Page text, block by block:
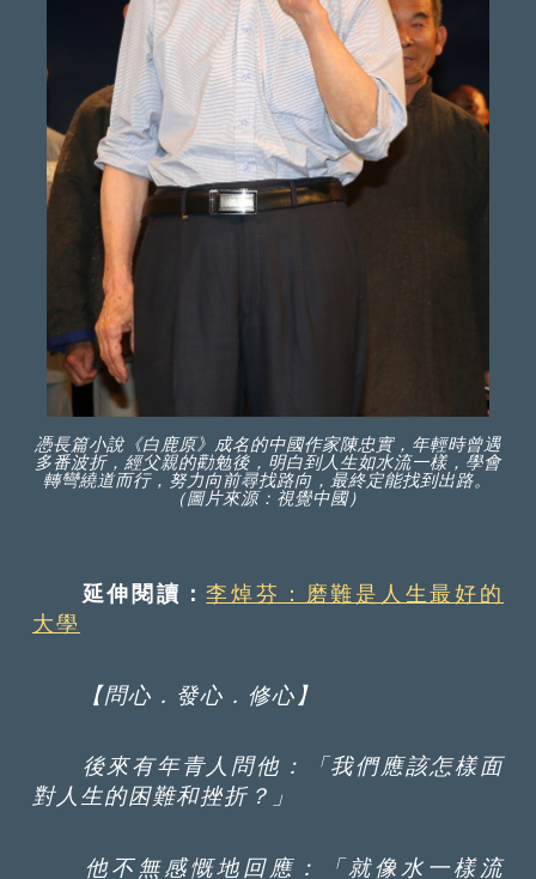
憑長篇小說《白鹿原》成名的中國作家陳忠實，年輕時曾遇
多番波折，經父親的勸勉後，明白到人生如水流一樣，學會
轉彎繞道而行，努力向前尋找路向，最終定能找到出路。
（圖片來源：視覺中國）
延伸閱讀：李焯芬：磨難是人生最好的
大學
【問心．發心．修心】
後來有年青人問他：「我們應該怎樣面
對人生的困難和挫折？」
他不無感慨地回應：「就像水一樣流